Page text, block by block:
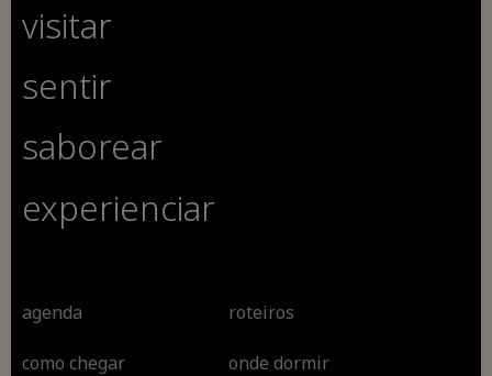
visitar
sentir
saborear
experienciar
agenda roteiros
como chegar onde dormir